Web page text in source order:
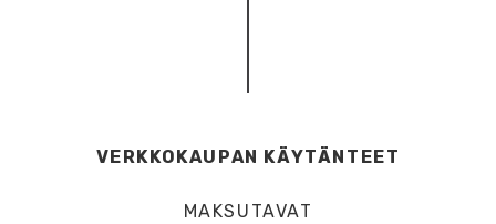
VERKKOKAUPAN KÄYTÄNTEET
MAKSUTAVAT